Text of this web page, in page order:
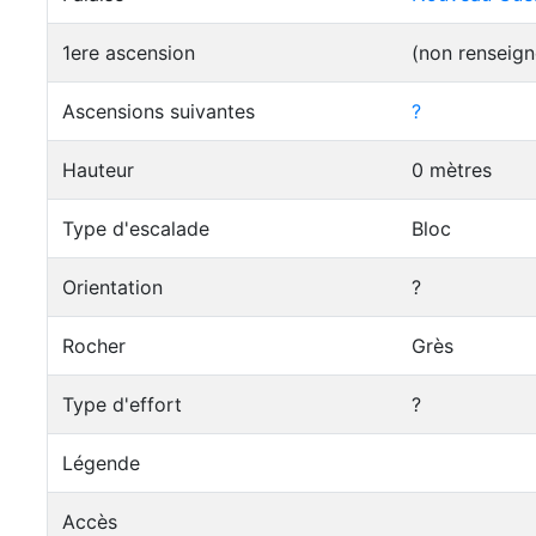
1ere ascension (non
Ascensions suivantes ?
Hauteur 0 mètres
Type d'escalade Bloc
Orientation ?
Rocher Grès
Type d'effort ?
Légende
Accès